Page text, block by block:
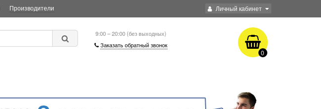
Личный кабинет
Производители
9:00 – 20:00 (без выходных)
Заказать обратный звонок
0